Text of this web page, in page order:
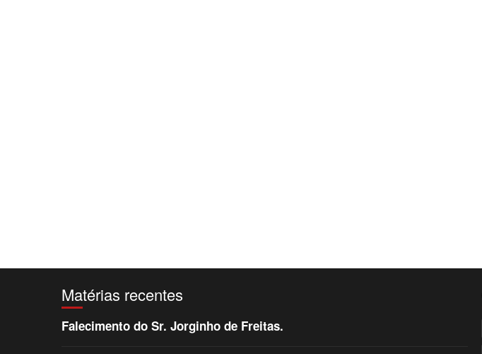
Matérias recentes
Falecimento do Sr. Jorginho de Freitas.